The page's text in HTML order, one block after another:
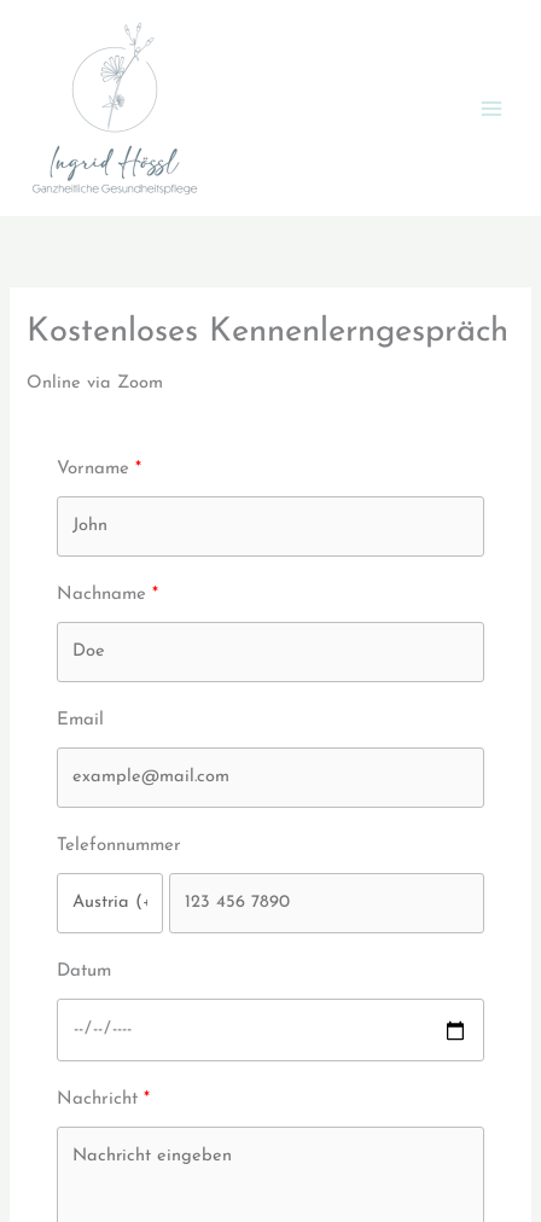
Kostenloses Kennenlerngespräch
Online via Zoom
Vorname
Nachname
Email
Telefonnummer
Datum
Nachricht